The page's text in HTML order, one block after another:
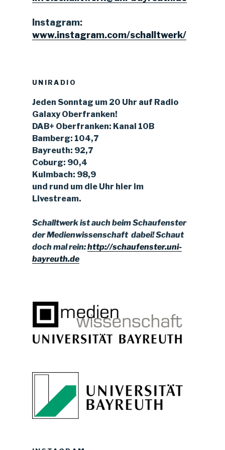
Instagram:
www.instagram.com/schalltwerk/
UNIRADIO
Jeden Sonntag um 20 Uhr auf Radio
Galaxy Oberfranken!
DAB+ Oberfranken: Kanal 10B
Bamberg: 104,7
Bayreuth: 92,7
Coburg: 90,4
Kulmbach: 98,9
und rund um die Uhr hier im
Livestream.
Schalltwerk ist auch beim Schaufenster
der Medienwissenschaft dabei!Schaut
doch mal rein:http://schaufenster.uni-
bayreuth.de